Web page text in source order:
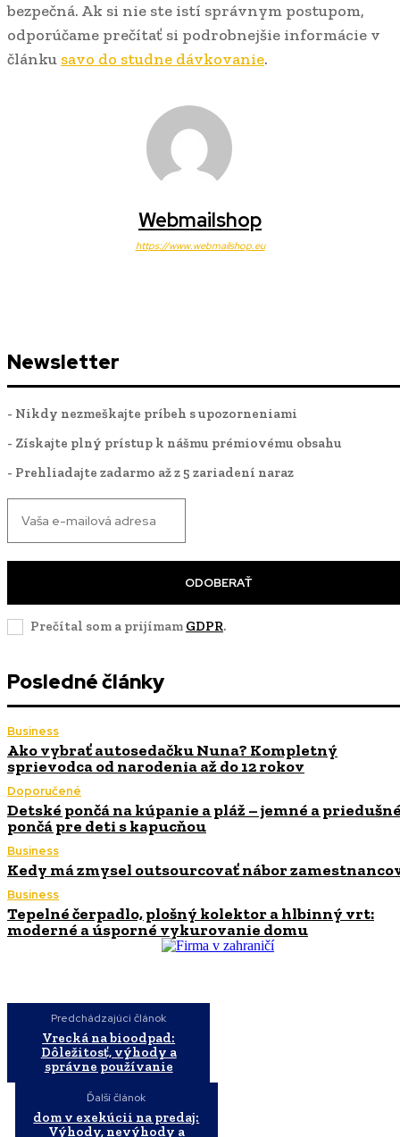
bezpečná. Ak si nie ste istí správnym postupom,
odporúčame prečítať si podrobnejšie informácie v
článku savo do studne dávkovanie.
Webmailshop
https://www.webmailshop.eu
Newsletter
- Nikdy nezmeškajte príbeh s upozorneniami
- Získajte plný prístup k nášmu prémiovému obsahu
- Prehliadajte zadarmo až z 5 zariadení naraz
ODOBERAŤ
Prečítal som a prijímam GDPR.
Posledné články
Business
Ako vybrať autosedačku Nuna? Kompletný
sprievodca od narodenia až do 12 rokov
Doporučené
Detské pončá na kúpanie a pláž – jemné a
pončá pre deti s kapucňou
Business
Kedy má zmysel outsourcovať nábor
Business
Tepelné čerpadlo, plošný kolektor a hlbinný vrt:
moderné a úsporné vykurovanie domu
Predchádzajúci článok
Vrecká na bioodpad:
Dôležitosť, výhody a
správne používanie
Ďalší článok
dom v exekúcii na predaj:
Výhody, nevýhody a